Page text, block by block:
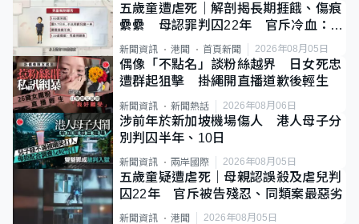
五歲童遭虐死｜解剖揭長期捱餓、傷痕
纍纍 母認罪判囚22年 官斥冷血：同
類案最惡劣
新聞資訊 港聞 首頁新聞 2026年08月05日
偶像「不點名」談粉絲越界 日女死忠
遭群起狙擊 掛繩開直播道歉後輕生
新聞資訊 新聞熱話 2026年08月06日
涉前年於新加坡機場傷人 港人母子分
別判囚半年、10日
新聞資訊 兩岸國際 2026年08月05日
五歲童疑遭虐死｜母親認誤殺及虐兒判
囚22年 官斥被告殘忍、同類案最惡劣
新聞資訊 港聞 2026年08月05日